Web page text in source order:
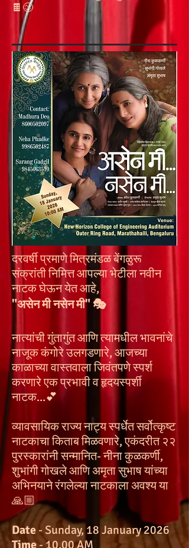
🍫😊
दरवर्षी प्रमाणे मित्रमंडळ बेंगळुरू
संक्रांती निमित्त आपल्या भेटीला नवीन
नाटक घेऊन येत आहे,
"असेन मी नसेन मी" 🎭
नात्यांची गुंतागुंत आणि त्यामधील भावनांचे
नाजूक कंगोरे उलगडणारे, आजच्या
काळाच्या वास्तवाला जिवंतपणे स्पर्श
करणारे एक प्रभावी व हृदयस्पर्शी
नाटक...💕
व्यावसायिक राज्य नाट्य स्पर्धेत सर्वोत्कृष्ट
नाटकाचा किताब मिळवणारे, एकंदरीत २२
पुरस्कारांनी सन्मानित- नीना कुळकर्णी,
शुभांगी गोखले आणि अमृता सुभाष यांच्या
अभिनयाने रंगलेल्या नाटकाला अवश्य या
🙏🏼
Date - Sunday, 18 January 2026
Time - 10.00 AM